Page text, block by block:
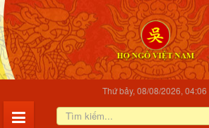
Thứ bảy, 08/08/2026, 04:06